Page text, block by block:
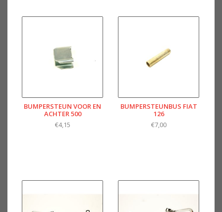
BUMPERSTEUN VOOR EN
ACHTER 500
€4,15
BUMPERSTEUNBUS FIAT
126
€7,00